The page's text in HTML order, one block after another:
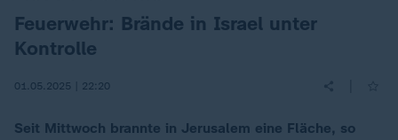
:Feuerwehr: Brände in Israel unter
Kontrolle
01.05.2025 | 22:20
Seit Mittwoch brannte in Jerusalem eine Fläche, so